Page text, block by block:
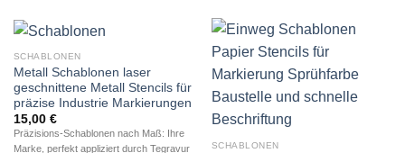
SCHABLONEN
Metall Schablonen laser
geschnittene Metall Stencils für
präzise Industrie Markierungen
15,00 €
Präzisions-Schablonen nach Maß: Ihre
Marke, perfekt appliziert durch Tegravur
SCHABLONEN